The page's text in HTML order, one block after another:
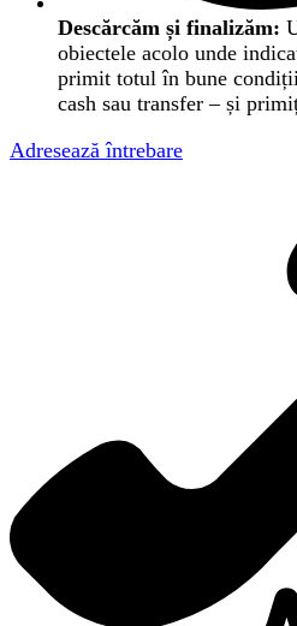
Descărcăm și finalizăm:
obiectele acolo unde
primit totul în bune
cash sau transfer – și
Adresează întrebare